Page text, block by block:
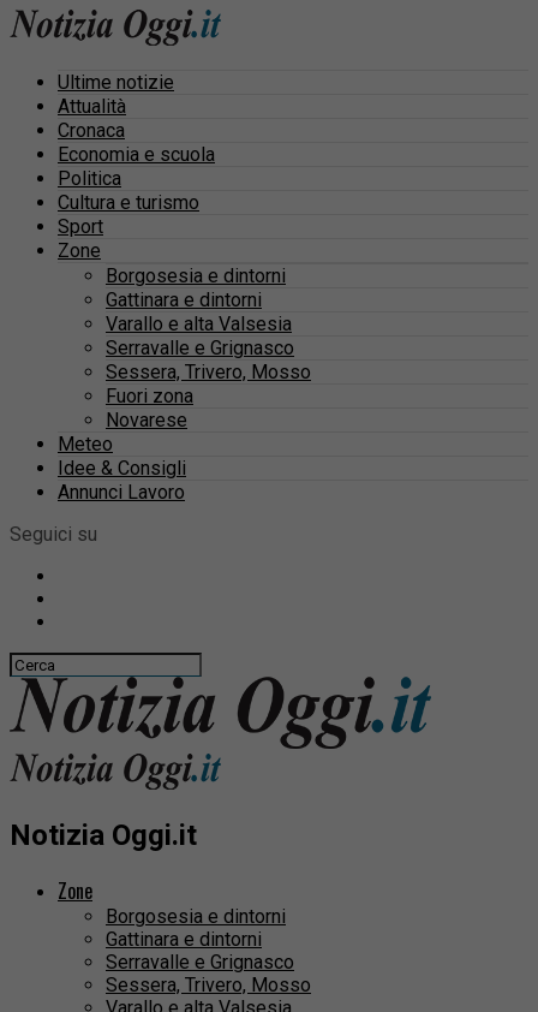
Ultime notizie
Attualità
Cronaca
Economia e scuola
Politica
Cultura e turismo
Sport
Zone
Borgosesia e dintorni
Gattinara e dintorni
Varallo e alta Valsesia
Serravalle e Grignasco
Sessera, Trivero, Mosso
Fuori zona
Novarese
Meteo
Idee & Consigli
Annunci Lavoro
Seguici su
Notizia Oggi.it
Zone
Borgosesia e dintorni
Gattinara e dintorni
Serravalle e Grignasco
Sessera, Trivero, Mosso